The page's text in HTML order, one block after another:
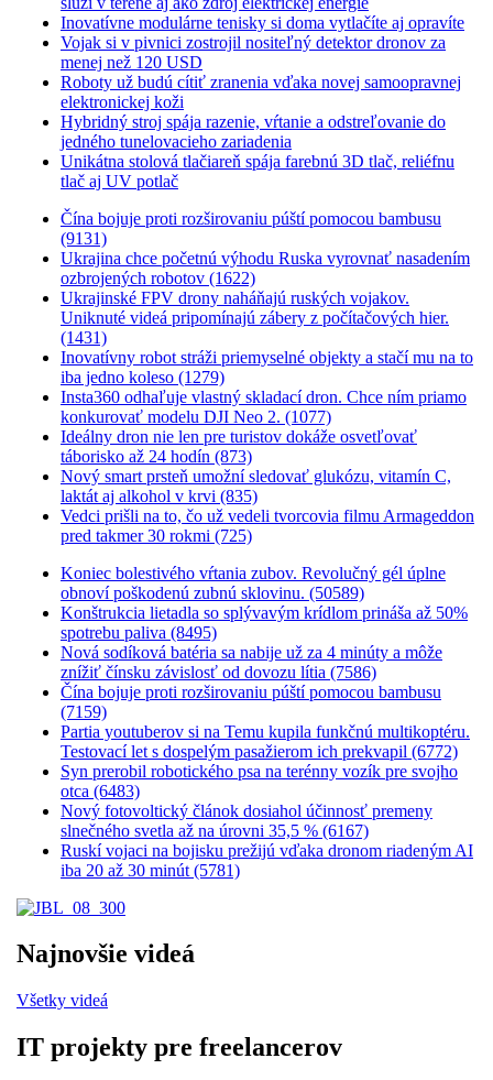
Inovatívne modulárne tenisky si doma vytlačíte aj opravíte
Vojak si v pivnici zostrojil nositeľný detektor dronov za
menej než 120 USD
Roboty už budú cítiť zranenia vďaka novej samoopravnej
elektronickej koži
Hybridný stroj spája razenie, vŕtanie a odstreľovanie do
jedného tunelovacieho zariadenia
Unikátna stolová tlačiareň spája farebnú 3D tlač, reliéfnu
tlač aj UV potlač
Čína bojuje proti rozširovaniu púští pomocou bambusu
(9131)
Ukrajina chce početnú výhodu Ruska vyrovnať nasadením
ozbrojených robotov (1622)
Ukrajinské FPV drony naháňajú ruských vojakov.
Uniknuté videá pripomínajú zábery z počítačových hier.
(1431)
Inovatívny robot stráži priemyselné objekty a stačí mu na to
iba jedno koleso (1279)
Insta360 odhaľuje vlastný skladací dron. Chce ním priamo
konkurovať modelu DJI Neo 2. (1077)
Ideálny dron nie len pre turistov dokáže osvetľovať
táborisko až 24 hodín (873)
Nový smart prsteň umožní sledovať glukózu, vitamín C,
laktát aj alkohol v krvi (835)
Vedci prišli na to, čo už vedeli tvorcovia filmu Armageddon
pred takmer 30 rokmi (725)
Koniec bolestivého vŕtania zubov. Revolučný gél úplne
obnoví poškodenú zubnú sklovinu. (50589)
Konštrukcia lietadla so splývavým krídlom prináša až 50%
spotrebu paliva (8495)
Nová sodíková batéria sa nabije už za 4 minúty a môže
znížiť čínsku závislosť od dovozu lítia (7586)
Čína bojuje proti rozširovaniu púští pomocou bambusu
(7159)
Partia youtuberov si na Temu kupila funkčnú multikoptéru.
Testovací let s dospelým pasažierom ich prekvapil (6772)
Syn prerobil robotického psa na terénny vozík pre svojho
otca (6483)
Nový fotovoltický článok dosiahol účinnosť premeny
slnečného svetla až na úrovni 35,5 % (6167)
Ruskí vojaci na bojisku prežijú vďaka dronom riadeným AI
iba 20 až 30 minút (5781)
Najnovšie videá
Všetky videá
IT projekty pre freelancerov